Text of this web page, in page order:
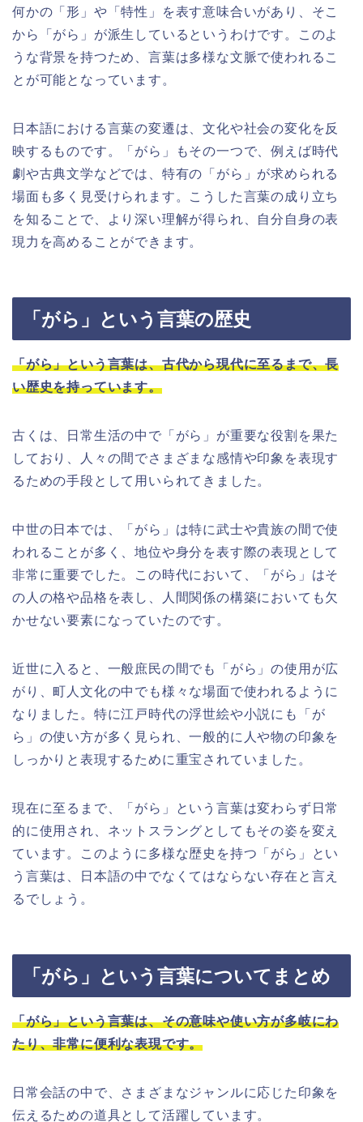
何かの「形」や「特性」を表す意味合いがあり、そこ
から「がら」が派生しているというわけです。このよ
うな背景を持つため、言葉は多様な文脈で使われるこ
とが可能となっています。
日本語における言葉の変遷は、文化や社会の変化を反
映するものです。「がら」もその一つで、例えば時代
劇や古典文学などでは、特有の「がら」が求められる
場面も多く見受けられます。こうした言葉の成り立ち
を知ることで、より深い理解が得られ、自分自身の表
現力を高めることができます。
「がら」という言葉の歴史
「がら」という言葉は、古代から現代に至るまで、長
い歴史を持っています。
古くは、日常生活の中で「がら」が重要な役割を果た
しており、人々の間でさまざまな感情や印象を表現す
るための手段として用いられてきました。
中世の日本では、「がら」は特に武士や貴族の間で使
われることが多く、地位や身分を表す際の表現として
非常に重要でした。この時代において、「がら」はそ
の人の格や品格を表し、人間関係の構築においても欠
かせない要素になっていたのです。
近世に入ると、一般庶民の間でも「がら」の使用が広
がり、町人文化の中でも様々な場面で使われるように
なりました。特に江戸時代の浮世絵や小説にも「が
ら」の使い方が多く見られ、一般的に人や物の印象を
しっかりと表現するために重宝されていました。
現在に至るまで、「がら」という言葉は変わらず日常
的に使用され、ネットスラングとしてもその姿を変え
ています。このように多様な歴史を持つ「がら」とい
う言葉は、日本語の中でなくてはならない存在と言え
るでしょう。
「がら」という言葉についてまとめ
「がら」という言葉は、その意味や使い方が多岐にわ
たり、非常に便利な表現です。
日常会話の中で、さまざまなジャンルに応じた印象を
伝えるための道具として活躍しています。